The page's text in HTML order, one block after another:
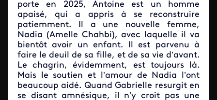
porte en 2025, Antoine est un homme
apaisé, qui a appris à se reconstruire
patiemment. Il a une nouvelle femme,
Nadia (Amelle Chahbi), avec laquelle il va
bientôt avoir un enfant. Il est parvenu à
faire le deuil de sa fille, et de sa vie d’avant.
Le chagrin, évidemment, est toujours là.
Mais le soutien et l’amour de Nadia l’ont
beaucoup aidé. Quand Gabrielle resurgit en
se disant amnésique, il n’y croit pas une